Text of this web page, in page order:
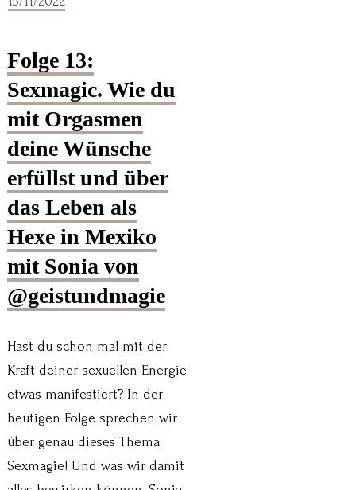
Folge 13:
Sexmagic. Wie du
mit Orgasmen
deine Wünsche
erfüllst und über
das Leben als
Hexe in Mexiko
mit Sonia von
@geistundmagie
Hast du schon mal mit der
Kraft deiner sexuellen Energie
etwas manifestiert? In der
heutigen Folge sprechen wir
über genau dieses Thema:
Sexmagie! Und was wir damit